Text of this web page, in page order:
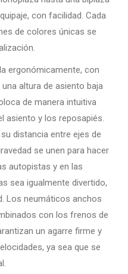
con facilidad. Cada
de colores únicas se
ergonómicamente, con
altura de asiento baja
de manera intuitiva
asiento y los reposapiés.
distancia entre ejes de
se unen para hacer
autopistas y en las
sea igualmente divertido,
Los neumáticos anchos
con los frenos de
un agarre firme y
ya sea que se